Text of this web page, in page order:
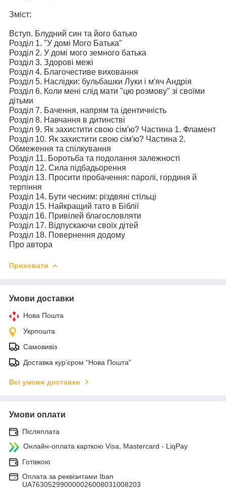
Зміст:
Вступ. Блудний син та його батько
Розділ 1. "У домі Мого Батька"
Розділ 2. У домі мого земного батька
Розділ 3. Здорові межі
Розділ 4. Благочестиве виховання
Розділ 5. Наслідки: бульбашки Луки і м′яч Андрія
Розділ 6. Коли мені слід мати "цю розмову" зі своїми
дітьми
Розділ 7. Бачення, напрям та ідентичність
Розділ 8. Навчання в дитинстві
Розділ 9. Як захистити свою сім′ю? Частина 1. Фламент
Розділ 10. Як захистити свою сім′ю? Частина 2.
Обмеження та спілкування
Розділ 11. Боротьба та подолання залежності
Розділ 12. Сила підбадьорення
Розділ 13. Просити пробачення: паролі, гординя й
терпіння
Розділ 14. Бути чесним: різдвяні стільці
Розділ 15. Найкращий тато в Біблії
Розділ 16. Привілей благословляти
Розділ 17. Відпускаючи своїх дітей
Розділ 18. Повернення додому
Про автора
Приховати
Умови доставки
Нова Пошта
Укрпошта
Самовивіз
Доставка кур’єром “Нова Пошта”
Всі умови доставки
Умови оплати
Післяплата
Онлайн-оплата карткою Visa, Mastercard - LiqPay
Готівкою
Оплата за реквізитами Iban
UA763052990000026008031008203